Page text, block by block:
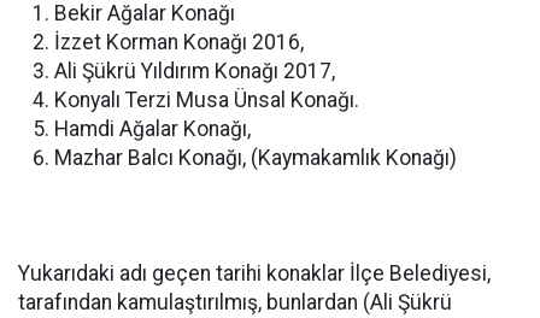
Bekir Ağalar Konağı
İzzet Korman Konağı 2016,
Ali Şükrü Yıldırım Konağı 2017,
Konyalı Terzi Musa Ünsal Konağı.
Hamdi Ağalar Konağı,
Mazhar Balcı Konağı, (Kaymakamlık Konağı)
Yukarıdaki adı geçen tarihi konaklar İlçe Belediyesi,
tarafından kamulaştırılmış, bunlardan (Ali Şükrü